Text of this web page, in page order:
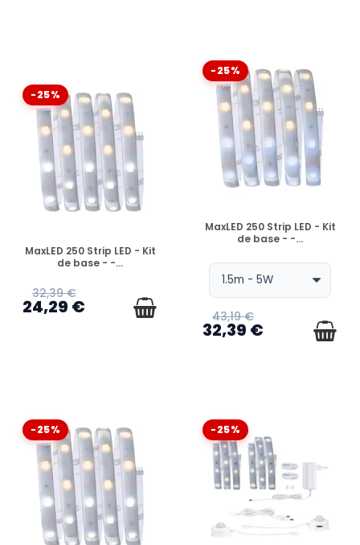
-25%
EN STOCK
MaxLED 250 Strip LED - Kit
de base - -...
32,39 €
24,29 €
-25%
EN STOCK
MaxLED 250 Strip LED - Kit
de base - -...
43,19 €
32,39 €
-25% -25%